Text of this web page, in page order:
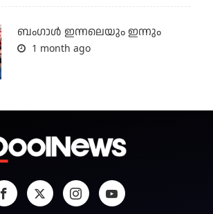
ബംഗാള്‍ ഇന്നലെയും ഇന്നും
1 month ago